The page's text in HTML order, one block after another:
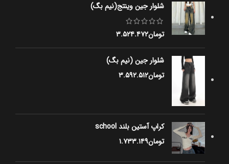
شلوار جین وینتج(نیم بگ)
تومان۳.۵۲۴.۴۷۲
شلوار جین (نیم بگ)
تومان۳.۵۹۲.۵۱۲
کراپ آستین بلند school
تومان۱.۷۳۳.۱۴۹